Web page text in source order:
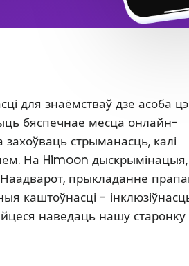
для знаёмстваў дзе асоба
бяспечнае месца онлайн-
стрыманасць, калі
На Himoon дыскрымінацыя,
прыкладанне
каштоўнасці -
наведаць нашу старонку